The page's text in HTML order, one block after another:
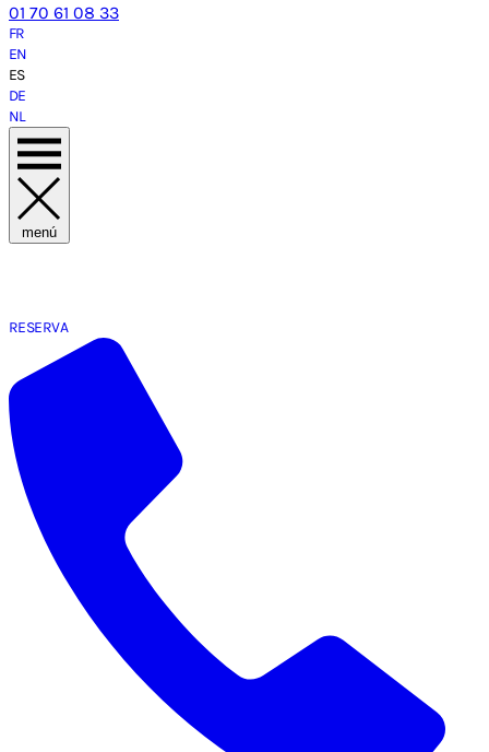
01 70 61 08 33
FR
EN
ES
DE
NL
menú
RESERVA